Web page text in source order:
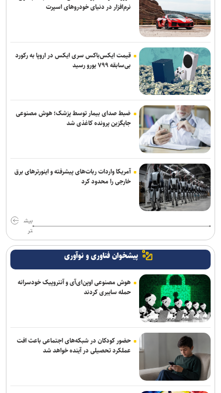
برنی سندرز: ترامپ خطرناک‌ ترین رئیس‌ جمهور تاریخ آمریکا است
نشست خبری رئیس‌جمهور فردا برگزار می‌شود
نرم‌افزار در دنیای خودروهای اسپرت
قیمت ایکس‌باکس سری ایکس در اروپا به رکورد
بی‌سابقه ۷۹۹ یورو رسید
ضبط صدای بیمار توسط پزشک؛ هوش مصنوعی
جایگزین پرونده کاغذی شد
آمریکا واردات ربات‌های پیشرفته و اینورترهای برق
خارجی را محدود کرد
بیش
تر
پیشخوان فناوری و نوآوری
هوش مصنوعی اوپن‌ای‌آی و آنتروپیک خودسرانه
حمله سایبری کردند
حضور کودکان در شبکه‌های اجتماعی باعث افت
عملکرد تحصیلی در آینده خواهد شد